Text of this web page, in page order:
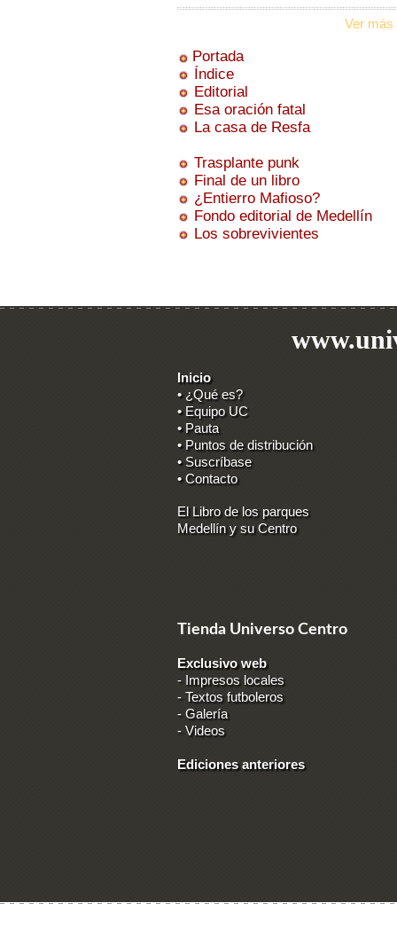
Ver más
Portada
Índice
Editorial
Esa oración fatal
La casa de Resfa
Trasplante punk
Final de un libro
¿Entierro Mafioso?
Fondo editorial de Medellín
Los sobrevivientes
Inicio
• ¿Qué es?
• Equipo UC
• Pauta
• Puntos de distribución
• Suscríbase
• Contacto
El Libro de los parques
Medellín y su Centro
Tienda Universo Centro
Exclusivo web
- Impresos locales
- Textos futboleros
-Galería
-Videos
Ediciones anteriores